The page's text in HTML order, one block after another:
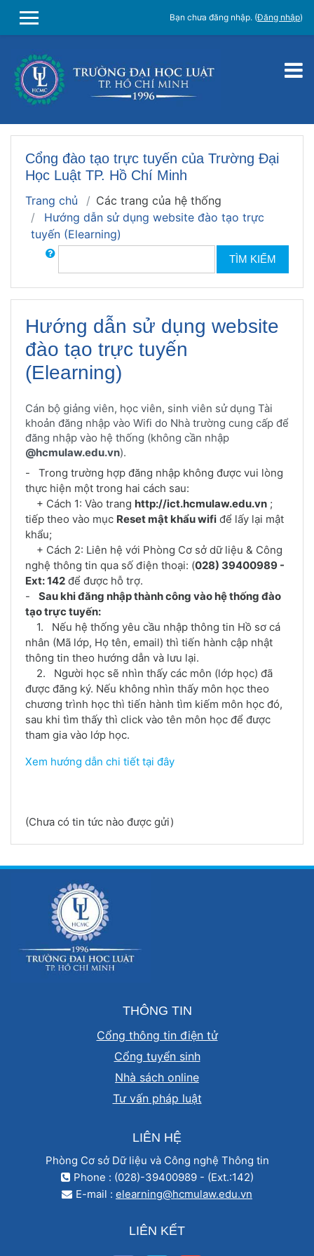
SIDE PANEL
Bạn chưa đăng nhập. (Đăng nhập)
Cổng đào tạo trực tuyến của Trường Đại
Học Luật TP. Hồ Chí Minh
Trang chủ
Các trang của hệ thống
Hướng dẫn sử dụng website đào tạo trực
tuyến (Elearning)
Các diễn đàn
TÌM KIẾM
Hướng dẫn sử dụng website
đào tạo trực tuyến
(Elearning)
Cán bộ giảng viên, học viên, sinh viên sử dụng Tài
khoản đăng nhập vào Wifi do Nhà trường cung cấp để
đăng nhập vào hệ thống (không cần nhập
@hcmulaw.edu.vn).
- Trong trường hợp đăng nhập không được vui lòng
thực hiện một trong hai cách sau:
+ Cách 1: Vào trang http://ict.hcmulaw.edu.vn ;
tiếp theo vào mục Reset mật khẩu wifi để lấy lại mật
khẩu;
+ Cách 2: Liên hệ với Phòng Cơ sở dữ liệu & Công
nghệ thông tin qua số điện thoại: (028) 39400989 -
Ext: 142 để được hỗ trợ.
- Sau khi đăng nhập thành công vào hệ thống đào
tạo trực tuyến:
1. Nếu hệ thống yêu cầu nhập thông tin Hồ sơ cá
nhân (Mã lớp, Họ tên, email) thì tiến hành cập nhật
thông tin theo hướng dẫn và lưu lại.
2. Người học sẽ nhìn thấy các môn (lớp học) đã
được đăng ký. Nếu không nhìn thấy môn học theo
chương trình học thì tiến hành tìm kiếm môn học đó,
sau khi tìm thấy thì click vào tên môn học để được
tham gia vào lớp học.
Xem hướng dẫn chi tiết tại đây
(Chưa có tin tức nào được gửi)
THÔNG TIN
Cổng thông tin điện tử
Cổng tuyển sinh
Nhà sách online
Tư vấn pháp luật
LIÊN HỆ
Phòng Cơ sở Dữ liệu và Công nghệ Thông tin
Phone : (028)-39400989 - (Ext.:142)
E-mail : elearning@hcmulaw.edu.vn
LIÊN KẾT